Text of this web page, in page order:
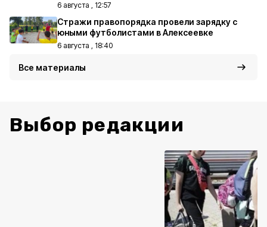
6 августа , 12:57
Стражи правопорядка провели зарядку с
юными футболистами в Алексеевке
6 августа , 18:40
Все материалы
Выбор редакции